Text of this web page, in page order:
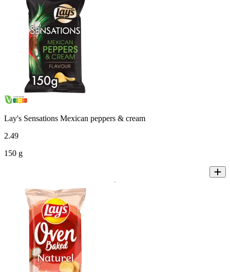
Lay's Sensations Mexican peppers & cream
2.49
150 g